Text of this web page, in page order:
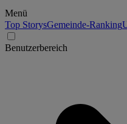
Menü
Top StorysGemeinde-Ranking
Benutzerbereich